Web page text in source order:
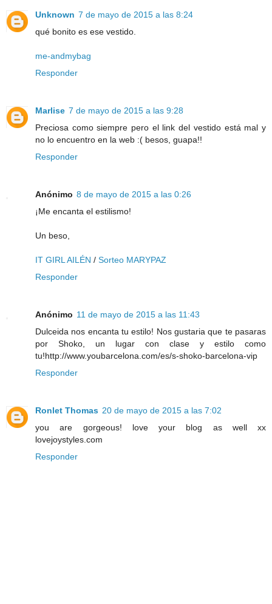
Unknown 7 de mayo de 2015 a las 8:24
qué bonito es ese vestido.
me-andmybag
Responder
Marlise 7 de mayo de 2015 a las 9:28
Preciosa como siempre pero el link del vestido está mal y
no lo encuentro en la web :( besos, guapa!!
Responder
Anónimo 8 de mayo de 2015 a las 0:26
¡Me encanta el estilismo!
Un beso,
IT GIRL AILÉN / Sorteo MARYPAZ
Responder
Anónimo 11 de mayo de 2015 a las 11:43
Dulceida nos encanta tu estilo! Nos gustaria que te pasaras
por Shoko, un lugar con clase y estilo como
tu!http://www.youbarcelona.com/es/s-shoko-barcelona-vip
Responder
Ronlet Thomas 20 de mayo de 2015 a las 7:02
you are gorgeous! love your blog as well xx
lovejoystyles.com
Responder